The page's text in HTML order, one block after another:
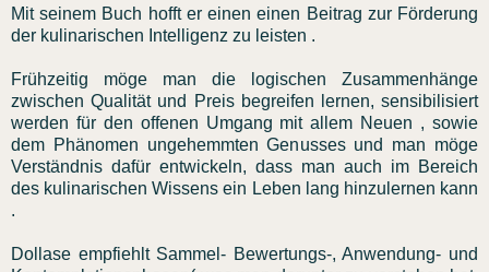
Mit seinem Buch hofft er einen einen Beitrag zur Förderung
der kulinarischen Intelligenz zu leisten .
Frühzeitig möge man die logischen Zusammenhänge
zwischen Qualität und Preis begreifen lernen, sensibilisiert
werden für den offenen Umgang mit allem Neuen , sowie
dem Phänomen ungehemmten Genusses und man möge
Verständnis dafür entwickeln, dass man auch im Bereich
des kulinarischen Wissens ein Leben lang hinzulernen kann
.
Dollase empfiehlt Sammel- Bewertungs-, Anwendung- und